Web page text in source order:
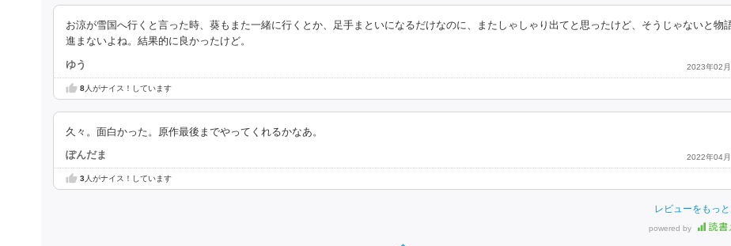
お涼が雪国へ行くと言った時、葵もまた一緒に行くとか、足手まといになるだけなのに、またしゃしゃり出てと思ったけど、そうじゃないと物
進まないよね。結果的に良かったけど。
ゆう 2023年02
8人がナイス！しています
久々。面白かった。原作最後までやってくれるかなあ。
ぽんだま 2022年04
3人がナイス！しています
レビューをもっ
powered by